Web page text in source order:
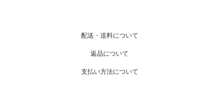
配送・送料について
返品について
支払い方法について